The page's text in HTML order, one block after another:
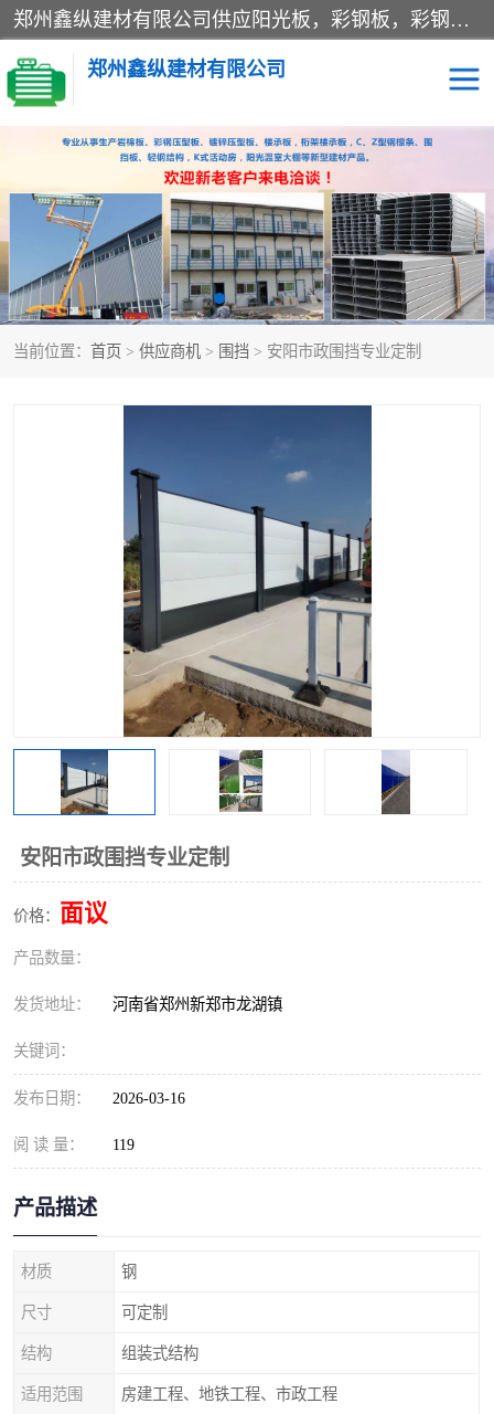
郑州鑫纵建材有限公司供应阳光板，彩钢板，彩钢钢构工程是一家集生产销售租赁安装于一体的企业，主要生产PC采光板，耐力板，仿古琉璃采光板，岩棉板、彩钢压型板、镀锌压型板、桁架楼承板，C、Z型钢檩条、围挡板、轻钢结构，阳光温室大棚等新型建材产品。公司旗下有多台移动式高空压瓦机租赁，承接全国各地业务，专业对外租赁各种型号压瓦机。
郑州鑫纵建材有限公司
当前位置： 首页 > 供应商机 > 围挡 > 安阳市政围挡专业定制
安阳市政围挡专业定制
价格： 面议
产品数量：
发货地址： 河南省郑州新郑市龙湖镇
关键词：
发布日期： 2026-03-16
阅 读 量： 119
产品描述
材质 钢
尺寸 可定制
结构 组装式结构
适用范围 房建工程、地铁工程、市政工程
高空瓦机租赁 ASA合成树脂仿古瓦
CZ型钢 FRP采光板
PC多层板 PC耐力板
建筑围挡 楼层板
压型彩钢板
彩钢板
生产加工单板复合围挡 市